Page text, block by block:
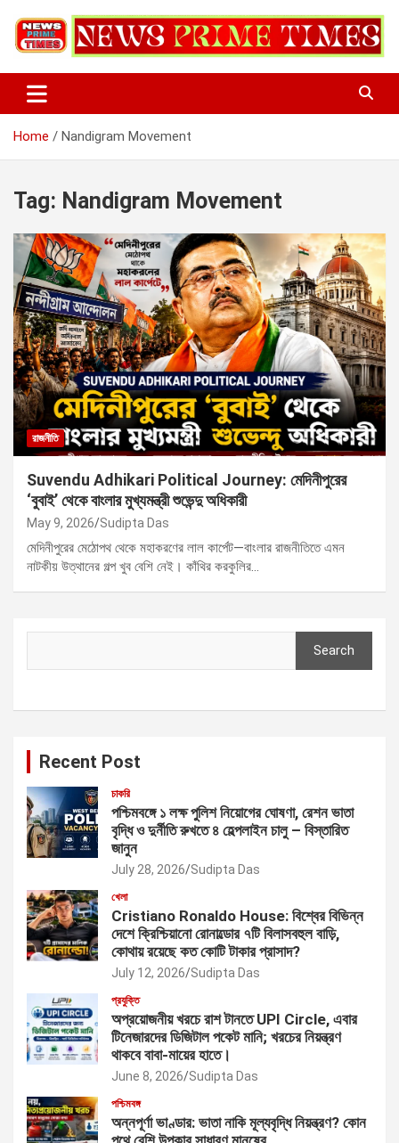
content
Home Nandigram Movement
Tag: Nandigram Movement
রাজনীতি
Suvendu Adhikari Political Journey: মেদিনীপুরের
‘বুবাই’ থেকে বাংলার মুখ্যমন্ত্রী শুভেন্দু অধিকারী
May 9, 2026 Sudipta Das
মেদিনীপুরের মেঠোপথ থেকে মহাকরণের লাল কার্পেট—বাংলার রাজনীতিতে এমন
নাটকীয় উত্থানের গল্প খুব বেশি নেই। কাঁথির করকুলির…
Search
Recent Post
চাকরি
পশ্চিমবঙ্গে ১ লক্ষ পুলিশ নিয়োগের ঘোষণা, রেশন ভাতা
বৃদ্ধি ও দুর্নীতি রুখতে ৪ হেল্পলাইন চালু – বিস্তারিত
জানুন
July 28, 2026 Sudipta Das
খেলা
Cristiano Ronaldo House: বিশ্বের বিভিন্ন
দেশে ক্রিশ্চিয়ানো রোনাল্ডোর ৭টি বিলাসবহুল বাড়ি,
কোথায় রয়েছে কত কোটি টাকার প্রাসাদ?
July 12, 2026 Sudipta Das
প্রযুক্তি
অপ্রয়োজনীয় খরচে রাশ টানতে UPI Circle, এবার
টিনেজারদের ডিজিটাল পকেট মানি; খরচের নিয়ন্ত্রণ
থাকবে বাবা-মায়ের হাতে।
June 8, 2026 Sudipta Das
পশ্চিমবঙ্গ
অন্নপূর্ণা ভাণ্ডার: ভাতা নাকি মূল্যবৃদ্ধি নিয়ন্ত্রণ? কোন